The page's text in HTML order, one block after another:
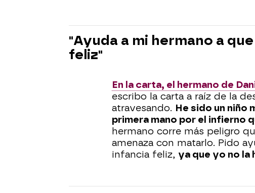
"Ayuda a mi hermano a
feliz"
En la carta, el hermano de
escribo la carta a raíz de la
atravesando. He sido un niño
primera mano por el infierno
hermano corre más peligro
amenaza con matarlo. Pido
infancia feliz, ya que yo no la